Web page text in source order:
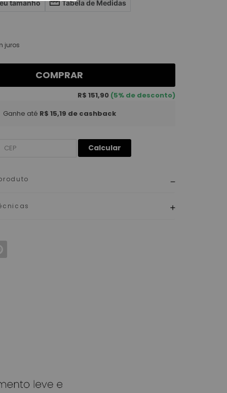
tamanho Tabela de Medidas
juros
COMPRAR
R$ 151,90 (5% de desconto)
Ganhe até R$ 15,19 de cashback
Calcular